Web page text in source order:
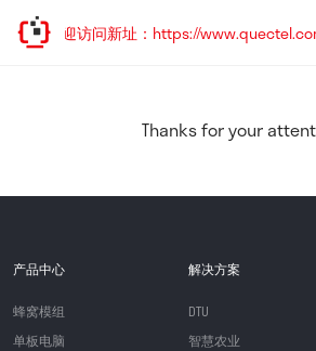
移，欢迎访问新址：https://
Thanks for your
产品中心
蜂窝模组
单板电脑
解决方案
DTU
智慧农业